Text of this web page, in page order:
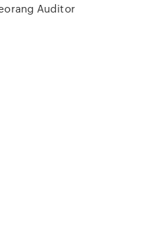
Auditor